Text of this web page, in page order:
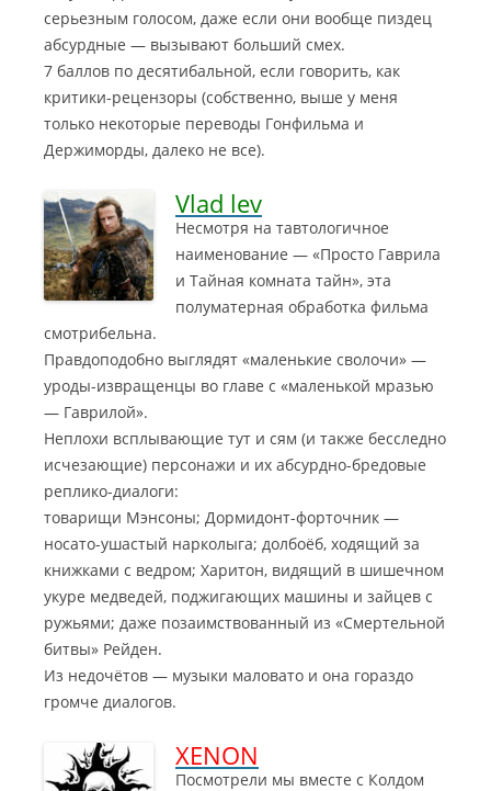
серьезным голосом, даже если они вообще пиздец
абсурдные — вызывают больший смех.
7 баллов по десятибальной, если говорить, как
критики-рецензоры (собственно, выше у меня
только некоторые переводы Гонфильма и
Держиморды, далеко не все).
Vlad lev
Несмотря на тавтологичное
наименование — «Просто Гаврила
и Тайная комната тайн», эта
полуматерная обработка фильма
смотрибельна.
Правдоподобно выглядят «маленькие сволочи» —
уроды-извращенцы во главе с «маленькой мразью
— Гаврилой».
Неплохи всплывающие тут и сям (и также бесследно
исчезающие) персонажи и их абсурдно-бредовые
реплико-диалоги:
товарищи Мэнсоны; Дормидонт-форточник —
носато-ушастый нарколыга; долбоёб, ходящий за
книжками с ведром; Харитон, видящий в шишечном
укуре медведей, поджигающих машины и зайцев с
ружьями; даже позаимствованный из «Смертельной
битвы» Рейден.
Из недочётов — музыки маловато и она гораздо
громче диалогов.
XENON
Посмотрели мы вместе с Колдом